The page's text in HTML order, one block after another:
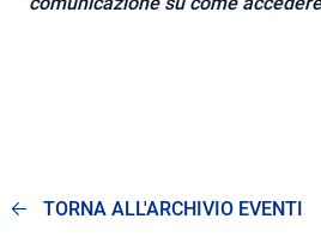
TORNA ALL'ARCHIVIO EVENTI